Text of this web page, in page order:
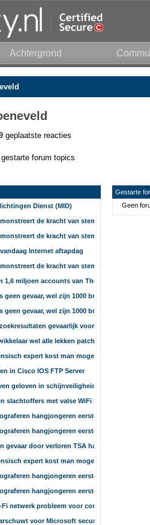
Achtergrond
geplaatste reacties
forum topics
Dienst (MID)
de kracht van stem biometrie
de kracht van stem biometrie
Internet aftapdag
de kracht van stem biometrie
1,6 miljoen accounts van The Pirate Bay
gevaar, wel zijn 1000 broertjes"
gevaar, wel zijn 1000 broertjes"
gevaarlijk voor IE gebruikers
wel alle lekken patchen?
expert kost man mogelijk 10 jaar cel
in Cisco IOS FTP Server
geloven in schijnveiligheid WEP
slachtoffers met valse WiFi hotspot
hangjongeren eerste stap naar
hangjongeren eerste stap naar
gevaar door verloren TSA harde schijf
expert kost man mogelijk 10 jaar cel
hangjongeren eerste stap naar
hangjongeren eerste stap naar
netwerk probleem voor consument
voor Microsoft security tool
Gestarte
Geen